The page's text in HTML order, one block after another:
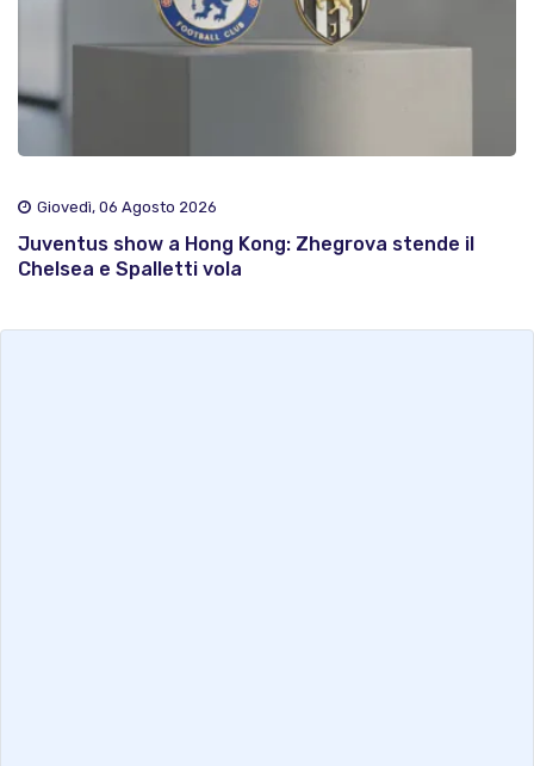
Giovedì, 06 Agosto 2026
Juventus show a Hong Kong: Zhegrova stende il
Chelsea e Spalletti vola